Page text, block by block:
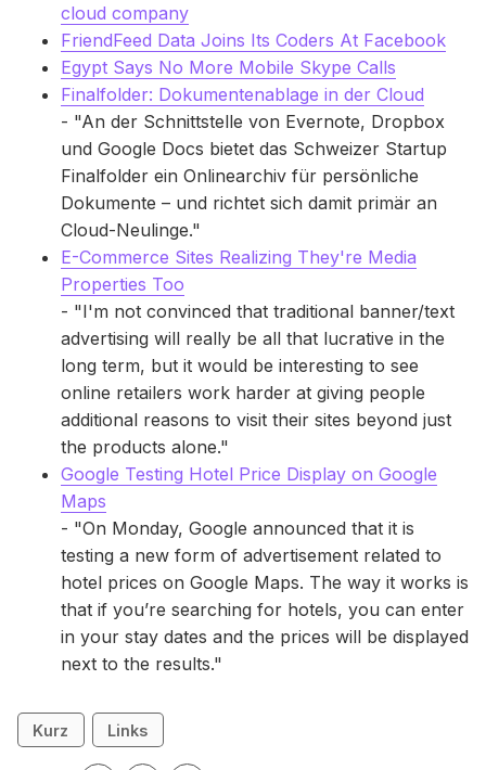
cloud company
FriendFeed Data Joins Its Coders At Facebook
Egypt Says No More Mobile Skype Calls
Finalfolder: Dokumentenablage in der Cloud
- "An der Schnittstelle von Evernote, Dropbox
und Google Docs bietet das Schweizer Startup
Finalfolder ein Onlinearchiv für persönliche
Dokumente – und richtet sich damit primär an
Cloud-Neulinge."
E-Commerce Sites Realizing They're Media
Properties Too
- "I'm not convinced that traditional banner/text
advertising will really be all that lucrative in the
long term, but it would be interesting to see
online retailers work harder at giving people
additional reasons to visit their sites beyond just
the products alone."
Google Testing Hotel Price Display on Google
Maps
- "On Monday, Google announced that it is
testing a new form of advertisement related to
hotel prices on Google Maps. The way it works is
that if you’re searching for hotels, you can enter
in your stay dates and the prices will be displayed
next to the results."
Kurz Links